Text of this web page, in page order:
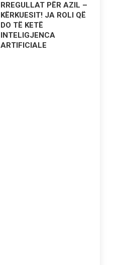
RREGULLAT PËR AZIL –
KËRKUESIT! JA ROLI QË
DO TË KETË
INTELIGJENCA
ARTIFICIALE